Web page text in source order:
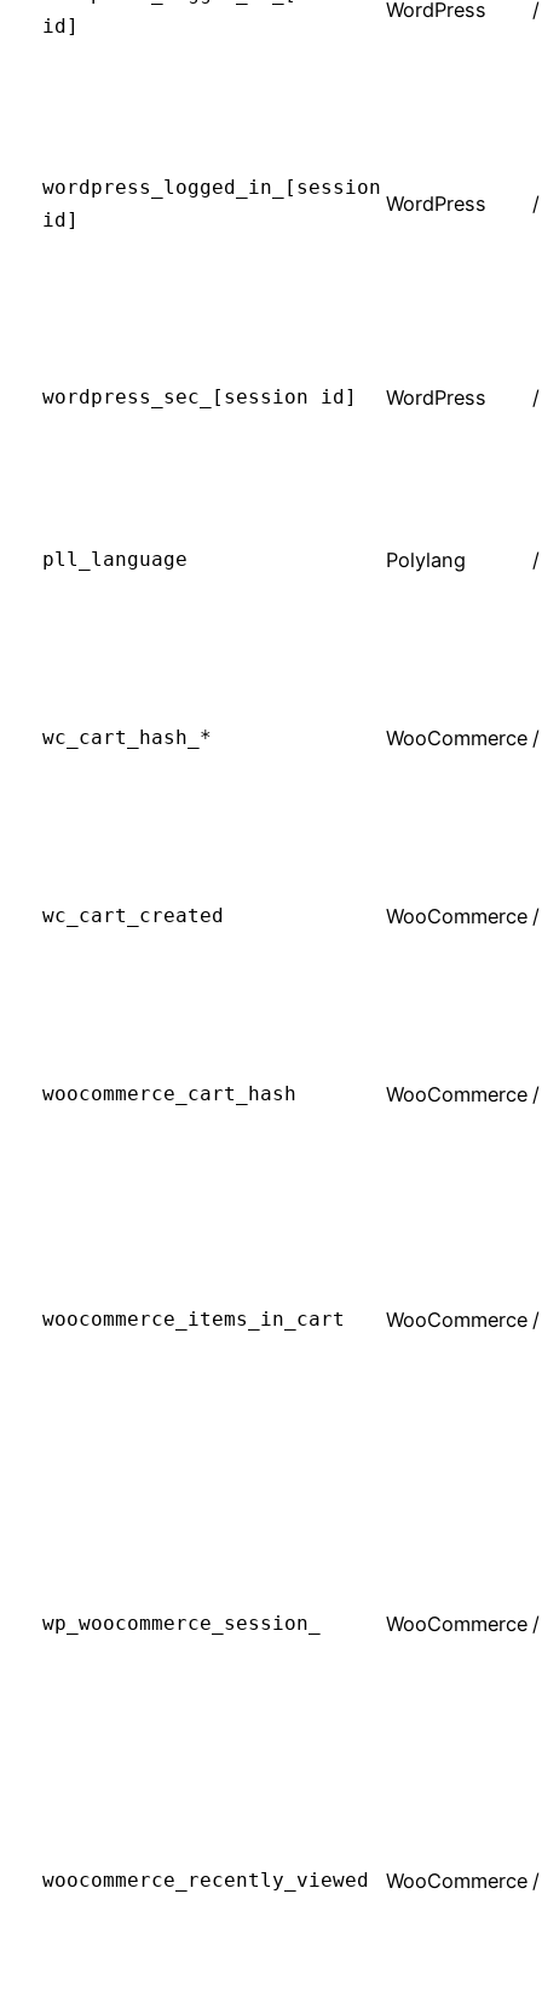
id]
WordPress /
wordpress_logged_in_[session
id]
WordPress /
wordpress_sec_[session id] WordPress /
pll_language Polylang /
wc_cart_hash_* WooCommerce /
wc_cart_created WooCommerce /
woocommerce_cart_hash WooCommerce /
woocommerce_items_in_cart WooCommerce /
wp_woocommerce_session_ WooCommerce /
woocommerce_recently_viewed WooCommerce /